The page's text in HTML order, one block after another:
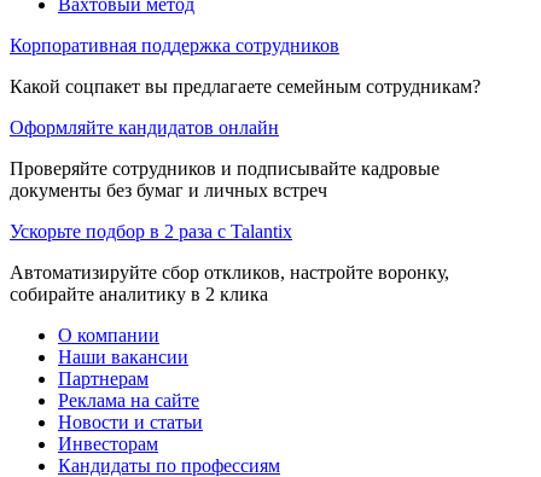
Корпоративная поддержка сотрудников
Какой соцпакет вы предлагаете семейным сотрудникам?
Оформляйте кандидатов онлайн
Проверяйте сотрудников и подписывайте кадровые
документы без бумаг и личных встреч
Ускорьте подбор в 2 раза с Talantix
Автоматизируйте сбор откликов, настройте воронку,
собирайте аналитику в 2 клика
О компании
Наши вакансии
Партнерам
Реклама на сайте
Новости и статьи
Инвесторам
Кандидаты по профессиям